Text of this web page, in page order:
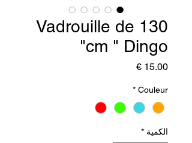
Vadrouille de 130
cm " Dingo"
السعر
Couleur
*
الكمية *